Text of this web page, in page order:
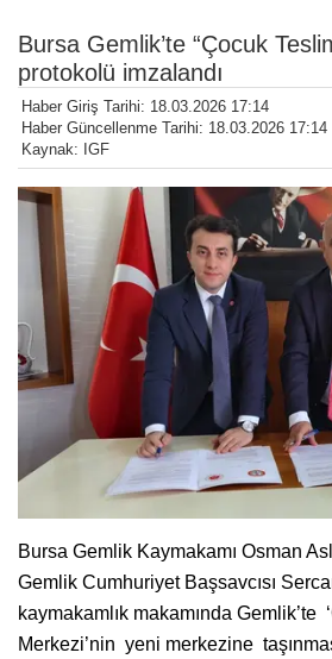
Bursa Gemlik’te “Çocuk
protokolü imzalandı
Haber Giriş Tarihi: 18.03.2026 17:14
Haber Güncellenme Tarihi: 18.03.2026 17:14
Kaynak: IGF
Bursa Gemlik Kaymakamı Osman
Gemlik Cumhuriyet Başsavcısı
kaymakamlık makamında Gemlik’te
Merkezi’nin yeni merkezine